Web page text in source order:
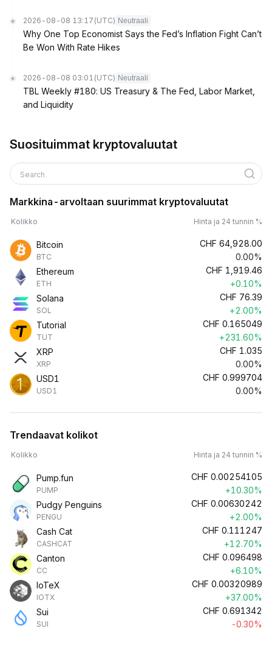
2026-08-08 13:17 (UTC) Neutraali
Why One Top Economist Says the Fed’s Inflation Fight Can’t
Be Won With Rate Hikes
2026-08-08 03:01 (UTC) Neutraali
TBL Weekly #180: US Treasury & The Fed, Labor Market,
and Liquidity
Suosituimmat kryptovaluutat
Search
Markkina-arvoltaan suurimmat kryptovaluutat
Kolikko Hinta ja 24 tunnin %
Bitcoin
BTC
CHF 64,928.00
0.00%
Ethereum
ETH
CHF 1,919.46
+0.10%
Solana
SOL
CHF 76.39
+2.00%
Tutorial
TUT
CHF 0.165049
+231.60%
XRP
XRP
CHF 1.035
0.00%
USD1
USD1
CHF 0.999704
0.00%
Trendaavat kolikot
Kolikko Hinta ja 24 tunnin %
Pump.fun
PUMP
CHF 0.00254105
+10.30%
Pudgy Penguins
PENGU
CHF 0.00630242
+2.00%
Cash Cat
CASHCAT
CHF 0.111247
+12.70%
Canton
CC
CHF 0.096498
+6.10%
IoTeX
IOTX
CHF 0.00320989
+37.00%
Sui
SUI
CHF 0.691342
-0.30%